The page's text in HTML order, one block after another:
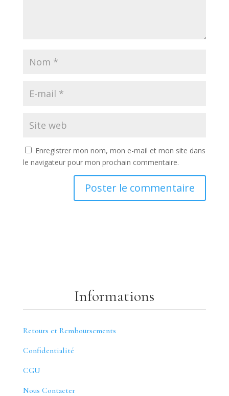
Enregistrer mon nom, mon e-mail et mon site dans
le navigateur pour mon prochain commentaire.
Informations
Retours et Remboursements
Confidentialité
CGU
Nous Contacter